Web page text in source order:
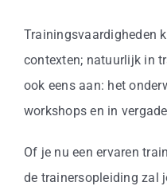
Trainingsvaardigheden
contexten; natuurlijk in
ook eens aan: het
workshops en in
Of je nu een ervaren
de trainersopleiding zal